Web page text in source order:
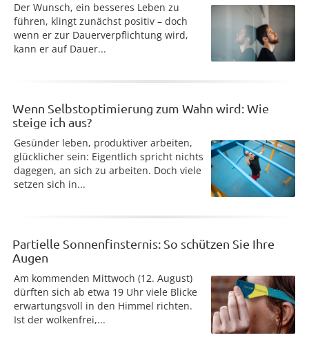
Der Wunsch, ein besseres Leben zu
führen, klingt zunächst positiv – doch
wenn er zur Dauerverpflichtung wird,
kann er auf Dauer...
Wenn Selbstoptimierung zum Wahn wird: Wie
steige ich aus?
Gesünder leben, produktiver arbeiten,
glücklicher sein: Eigentlich spricht nichts
dagegen, an sich zu arbeiten. Doch viele
setzen sich in...
Partielle Sonnenfinsternis: So schützen Sie Ihre
Augen
Am kommenden Mittwoch (12. August)
dürften sich ab etwa 19 Uhr viele Blicke
erwartungsvoll in den Himmel richten.
Ist der wolkenfrei,...